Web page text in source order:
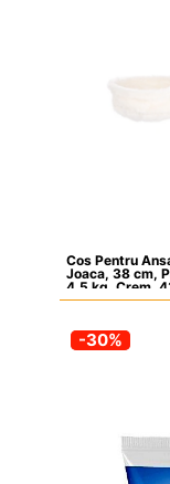
Cos Pentru
Joaca, 38 cm,
4.5 kg, Crem,
-30%